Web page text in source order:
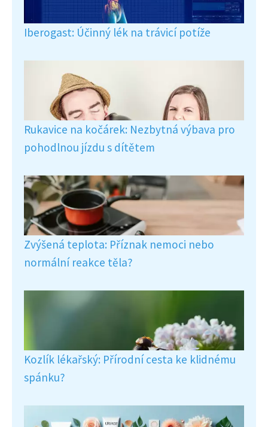
Iberogast: Účinný lék na trávicí potíže
Rukavice na kočárek: Nezbytná výbava pro
pohodlnou jízdu s dítětem
Zvýšená teplota: Příznak nemoci nebo
normální reakce těla?
Kozlík lékařský: Přírodní cesta ke klidnému
spánku?